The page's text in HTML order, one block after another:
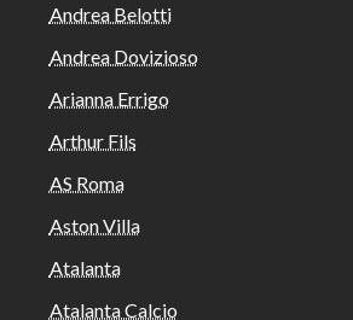
Andrea Belotti
Andrea Dovizioso
Arianna Errigo
Arthur Fils
AS Roma
Aston Villa
Atalanta
Atalanta Calcio